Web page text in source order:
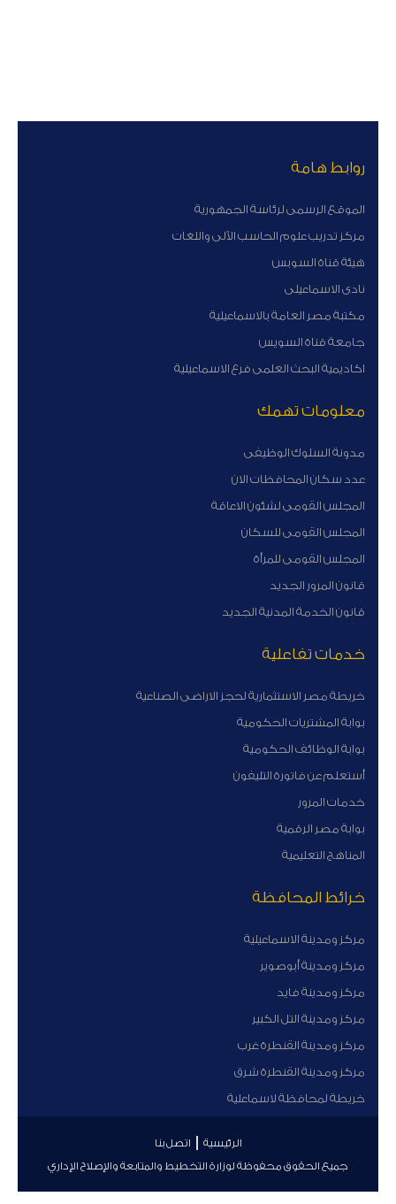
روابط هامة
الموقع الرسمى لرئاسة الجمهورية
مركز تدريب علوم الحاسب الآلى واللغات
هيئة قناة السوبس
نادى الاسماعيلى
مكتبة مصر العامة بالاسماعيلية
جامعة قناة السويس
اكاديمية البحث العلمى فرع الاسماعيلية
معلومات تهمك
مدونة السلوك الوظيفى
عدد سكان المحافظات الان
المجلس القومى لشئون الاعاقة
المجلس القومى للسكان
المجلس القومى للمرأة
قانون المرور الجديد
قانون الخدمة المدنية الجديد
خدمات تفاعلية
خريطة مصر الاستثمارية لحجز الاراضى الصناعية
بوابة المشتريات الحكومية
بوابة الوظائف الحكومية
أستعلم عن فاتورة التليفون
خدمات المرور
بوابة مصر الرقمية
المناهج التعليمية
خرائط المحافظة
مركز ومدينة الاسماعيلية
مركز ومدينة أبوصوير
مركز ومدينة فايد
مركز ومدينة التل الكبير
مركز ومدينة القنطرة غرب
مركز ومدينة القنطرة شرق
خريطة لمحافظة لاسماعلية
الرئيسية
اتصل بنا
جميع الحقوق محفوظة لوزارة التخطيط والمتابعة والإصلاح الإداري